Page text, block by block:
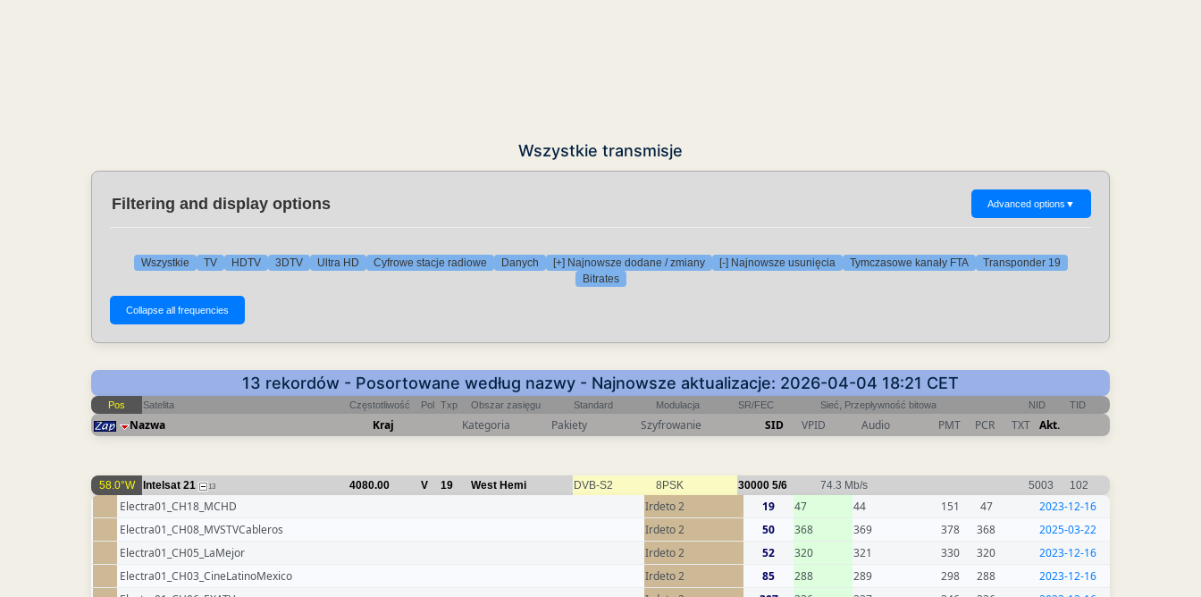
Wszystkie transmisje
Filtering and display options Advanced options ▼
Wszystkie TV HDTV 3DTV Ultra HD Cyfrowe stacje radiowe Danych [+] Najnowsze dodane / zmiany [-] Najnowsze usunięcia Tymczasowe kanały FTA
Transponder 19
Bitrates
13 rekordów - Posortowane według nazwy - Najnowsze aktualizacje: 2026-04-04 18:21 CET
Pos Satelita Częstotliwość Pol Txp Obszar zasięgu Standard Modulacja SR/FEC Sieć, Przepływność bitowa NID TID
Nazwa Kraj Kategoria Pakiety Szyfrowanie SID VPID Audio PMT PCR TXT Akt.
58.0°W Intelsat 21 13 4080.00 V 19 West Hemi DVB-S2 8PSK 30000 5/6 74.3 Mb/s 5003 102
Electra01_CH18_MCHD Irdeto 2 19 47 44 151 47
2023-12-16
Electra01_CH08_MVSTVCableros
Irdeto 2 50 368 369 378 368
2025-03-22
Electra01_CH05_LaMejor
Irdeto 2 52 320 321 330 320
2023-12-16
Electra01_CH03_CineLatinoMexico
Irdeto 2 85 288 289 298 288
2023-12-16